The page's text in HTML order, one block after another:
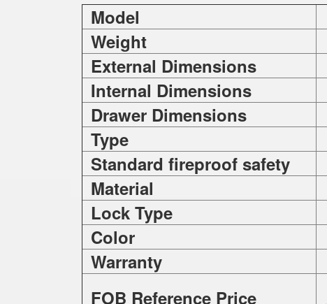
Model
Weight
External Dimensions
Internal Dimensions
Drawer Dimensions
Type
Standard fireproof safety
Material
Lock Type
Color
Warranty
FOB Reference Price